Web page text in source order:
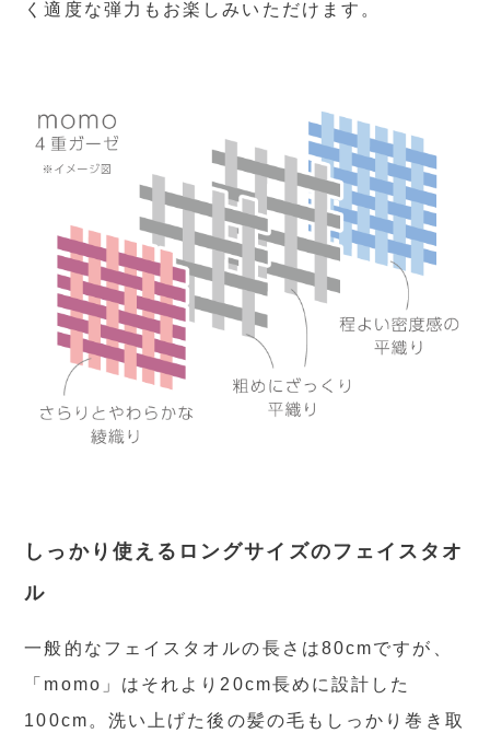
く適度な弾力もお楽しみいただけます。
しっかり使えるロングサイズのフェイスタオ
ル
一般的なフェイスタオルの長さは80cmですが、
「momo」はそれより20cm長めに設計した
100cm。洗い上げた後の髪の毛もしっかり巻き取